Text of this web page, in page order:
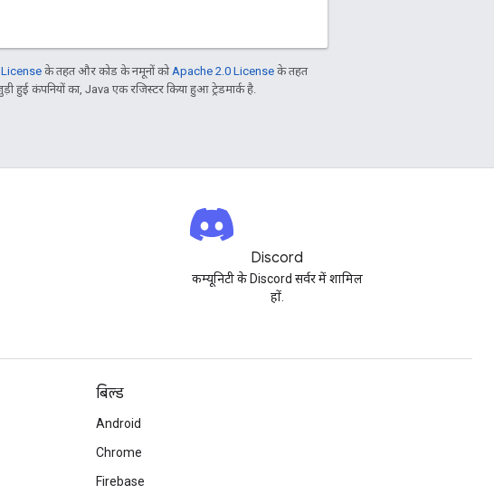
के तहत और कोड के नमूनों को Apache 2.0 License के तहत
कंपनियों का, Java एक रजिस्टर किया हुआ ट्रेडमार्क है.
Discord
कम्यूनिटी के Discord सर्वर में शामिल
हों.
बिल्ड
Android
Chrome
Firebase